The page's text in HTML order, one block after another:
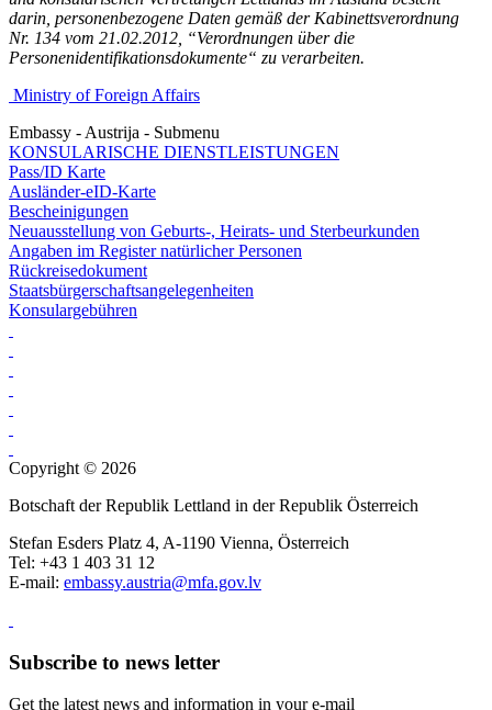
darin, personenbezogene Daten gemäß der Kabinettsverordnung
Nr. 134 vom 21.02.2012, “Verordnungen über die
Personenidentifikationsdokumente“ zu verarbeiten.
Ministry of Foreign Affairs
Embassy - Austrija - Submenu
KONSULARISCHE DIENSTLEISTUNGEN
Pass/ID Karte
Ausländer-eID-Karte
Bescheinigungen
Neuausstellung von Geburts-, Heirats- und Sterbeurkunden
Angaben im Register natürlicher Personen
Rückreisedokument
Staatsbürgerschaftsangelegenheiten
Konsulargebühren
Copyright © 2026
Botschaft der Republik Lettland in der Republik Österreich
Stefan Esders Platz 4, A-1190 Vienna, Österreich
Tel: +43 1 403 31 12
E-mail: embassy.austria@mfa.gov.lv
Subscribe to news letter
Get the latest news and information in your e-mail